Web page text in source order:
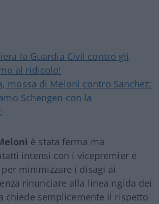
la Guardia Civil contro gli
al ridicolo!
mossa di Meloni contro Sanchez:
Schengen con la
è stata ferma ma
intensi con i vicepremier e
minimizzare i disagi ai
rinunciare alla linea rigida dei
chiede semplicemente il rispetto